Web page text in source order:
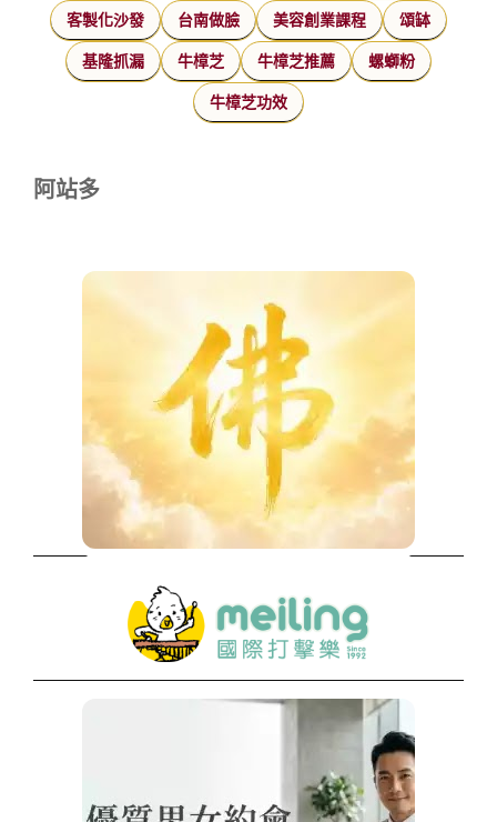
客製化沙發 台南做臉 美容創業課程 頌缽
基隆抓漏 牛樟芝 牛樟芝推薦 螺螄粉
牛樟芝功效
阿站多